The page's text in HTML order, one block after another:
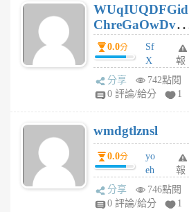
個
月
前
WUqIUQDFGid
ChreGaOwDv
dY0.0分
Sf
X
Pe
Jc
R
P
m
v
A
V
報
分享
742點閱
0 評論/給分
1
wmdgtlznsl
0.0分
yo
eh
ld
gy
報
分享
746點閱
0 評論/給分
1